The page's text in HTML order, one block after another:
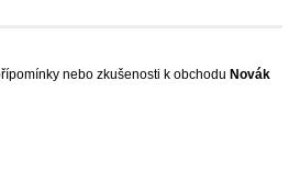
nebo zkušenosti k obchodu Novák